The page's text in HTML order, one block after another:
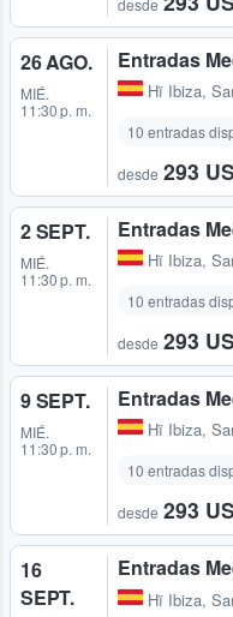
desde
26 AGO.
MIÉ.
11:30 p. m.
Entradas
Hï Ibiza,
10 entradas
desde 293
2 SEPT.
MIÉ.
11:30 p. m.
Entradas
Hï Ibiza,
10 entradas
desde 293
9 SEPT.
MIÉ.
11:30 p. m.
Entradas
Hï Ibiza,
10 entradas
desde 293
16
SEPT.
Entradas
Hï Ibiza,